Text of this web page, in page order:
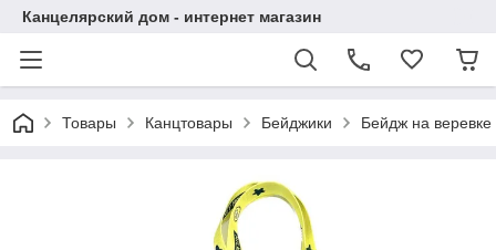
Канцелярский дом - интернет магазин
Товары Канцтовары Бейджики Бейдж на